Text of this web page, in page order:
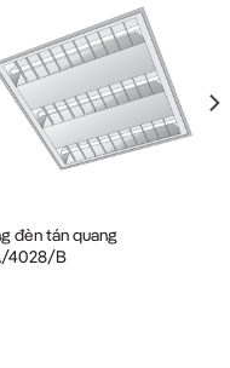
đèn tán quang
4028/B